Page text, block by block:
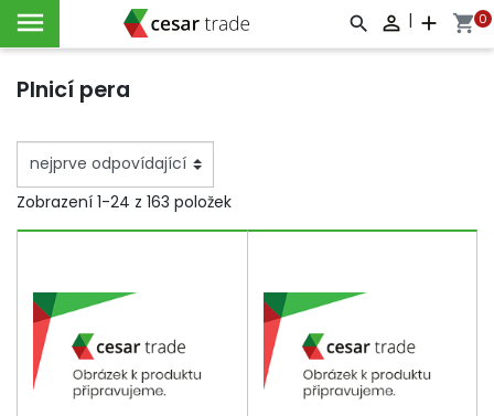
   | add shopping_cart0
Plnicí pera
Zobrazení 1-24 z 163 položek